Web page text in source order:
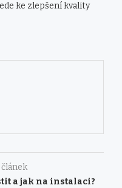
ke zlepšení kvality
a jak na instalaci?